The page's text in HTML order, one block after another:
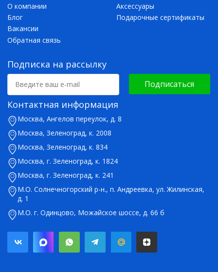
О компании
Блог
Вакансии
Обратная связь
Аксессуары
Подарочные сертификаты
Подписка на рассылку
Подписаться
Контактная информация
Москва, Ангелов переулок, д. 8
Москва, Зеленоград, к. 2008
Москва, Зеленоград, к. 834
Москва, г. Зеленоград, к. 1824
Москва, г. Зеленоград, к. 241
М.О. Солнечногорский р-н., п. Андреевка, ул. Жилинская,
д. 1
М.О. г. Одинцово, Можайское шоссе, д. 66 б